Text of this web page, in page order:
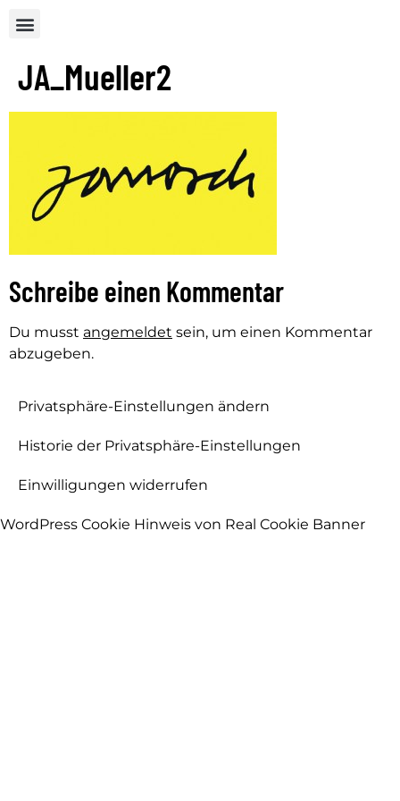
JA_Mueller2
Schreibe einen Kommentar
Du musst angemeldet sein, um einen Kommentar
abzugeben.
Privatsphäre-Einstellungen ändern
Historie der Privatsphäre-Einstellungen
Einwilligungen widerrufen
WordPress Cookie Hinweis von Real Cookie Banner